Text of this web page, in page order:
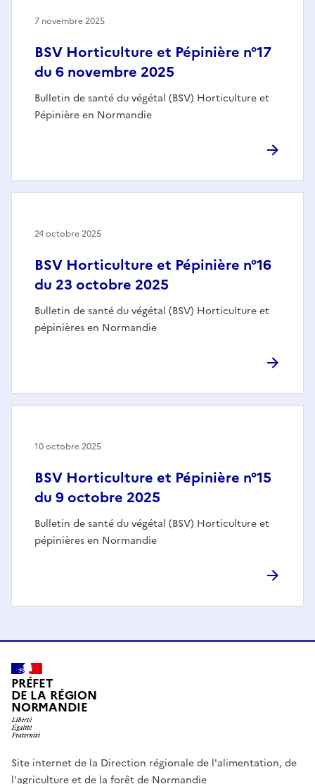
BSV Horticulture et Pépinière n°17
du 6 novembre 2025
Bulletin de santé du végétal (BSV) Horticulture et
Pépinière en Normandie
7 novembre 2025
BSV Horticulture et Pépinière n°16
du 23 octobre 2025
Bulletin de santé du végétal (BSV) Horticulture et
pépinières en Normandie
24 octobre 2025
BSV Horticulture et Pépinière n°15
du 9 octobre 2025
Bulletin de santé du végétal (BSV) Horticulture et
pépinières en Normandie
10 octobre 2025
PRÉFET
DE LA RÉGION
NORMANDIE
Site internet de la Direction régionale de l'alimentation, de
l'agriculture et de la forêt de Normandie